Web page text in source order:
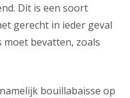
Dit is een soort
gerecht in ieder geval
moet bevatten, zoals
bouillabaisse op